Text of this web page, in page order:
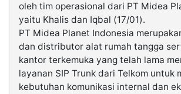
oleh tim operasional dari PT Midea
yaitu Khalis dan Iqbal (17/01).
PT Midea Planet Indonesia
dan distributor alat rumah tangga
kantor terkemuka yang telah lama
layanan SIP Trunk dari Telkom untuk
kebutuhan komunikasi internal dan